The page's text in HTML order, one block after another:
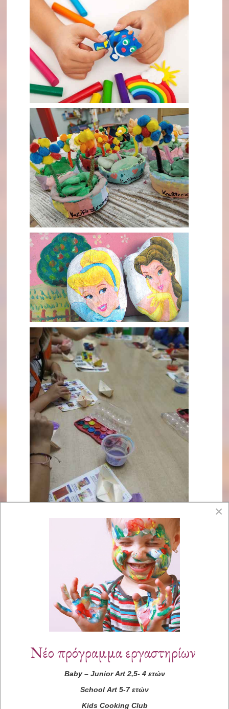
×
Νέο πρόγραμμα εργαστηρίων
Baby– Junior Art2,5- 4 ετών
School Art 5-7 ετών
Kids Cooking Club